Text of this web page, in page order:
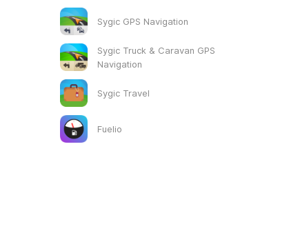
Sygic GPS Navigation
Sygic Truck & Caravan GPS
Navigation
Sygic Travel
Fuelio